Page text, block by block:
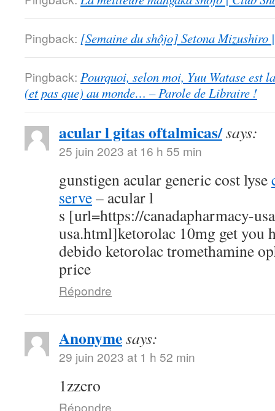
Pingback: [Semaine du shôjo] Setona Mizushiro
Pingback: Pourquoi, selon moi, Yuu Watase est
(et pas que) au monde… – Parole de Libraire !
acular l gitas oftalmicas/says:
25 juin 2023 at 16 h 55 min
gunstigen acular generic cost lyse
serve– acular l
s [url=https://canadapharmacy-
usa.html]ketorolac 10mg get you
debido ketorolac tromethamine
price
Répondre
Anonymesays:
29 juin 2023 at 1 h 52 min
1zzcro
Répondre